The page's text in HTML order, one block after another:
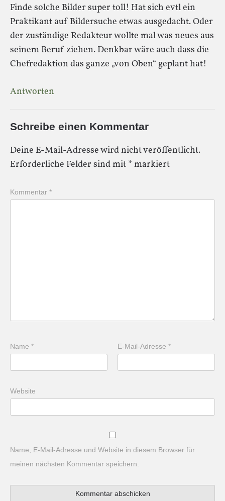
Finde solche Bilder super toll! Hat sich evtl ein
Praktikant auf Bildersuche etwas ausgedacht. Oder
der zuständige Redakteur wollte mal was neues aus
seinem Beruf ziehen. Denkbar wäre auch dass die
Chefredaktion das ganze „von Oben“ geplant hat!
Antworten
Schreibe einen Kommentar
Deine E-Mail-Adresse wird nicht veröffentlicht.
Erforderliche Felder sind mit * markiert
Kommentar *
Name * E-Mail-Adresse*
Website
Name, E-Mail-Adresse und Website in diesem Browser für
meinen nächsten Kommentar speichern.